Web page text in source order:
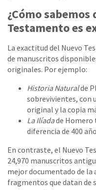
¿Cómo
Testamento es
La exactitud del Nuevo
de manuscritos
originales. Por ejemplo:
Historia Naturalde
sobrevivientes, con
original y la copia
La Ilíadade Homero
diferencia de 400
En contraste, el Nuevo
24,970 manuscritos
mejor documentado de la
fragmentos que datan de